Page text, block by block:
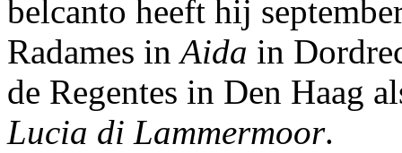
belcanto heeft hij
Radames inAida in
de Regentes in Den Haag
Lucia di Lammermoor.